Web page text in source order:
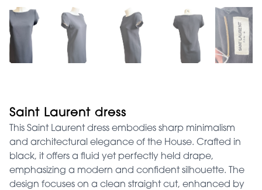
Saint Laurent dress
This Saint Laurent dress embodies sharp minimalism
and architectural elegance of the House. Crafted in
black, it offers a fluid yet perfectly held drape,
emphasizing a modern and confident silhouette. The
design focuses on a clean straight cut, enhanced by